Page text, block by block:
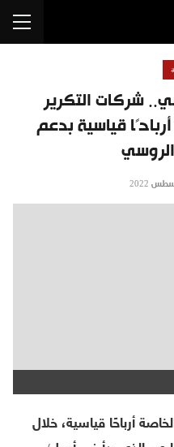
شركات التكرير
قياسية بدعم
أرباحًا قياسية، خلال